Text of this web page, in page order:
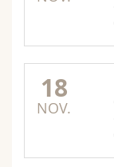
18
NOV.